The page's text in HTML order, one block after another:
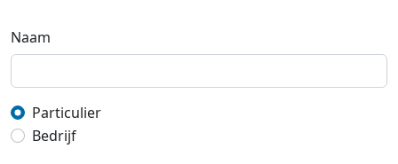
Naam
Particulier
Bedrijf